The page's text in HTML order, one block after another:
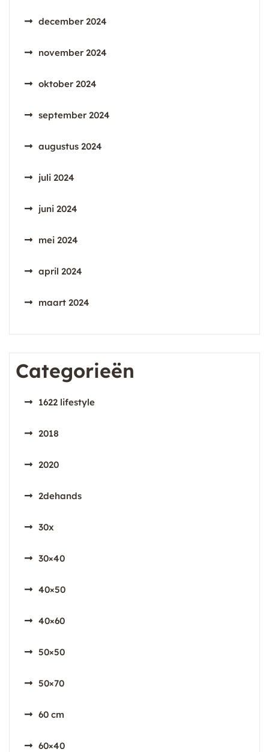
december 2024
november 2024
oktober 2024
september 2024
augustus 2024
juli 2024
juni 2024
mei 2024
april 2024
maart 2024
Categorieën
1622 lifestyle
2018
2020
2dehands
30x
30×40
40×50
40×60
50×50
50×70
60 cm
60×40